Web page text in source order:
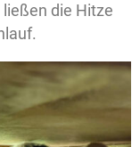
die Hitze